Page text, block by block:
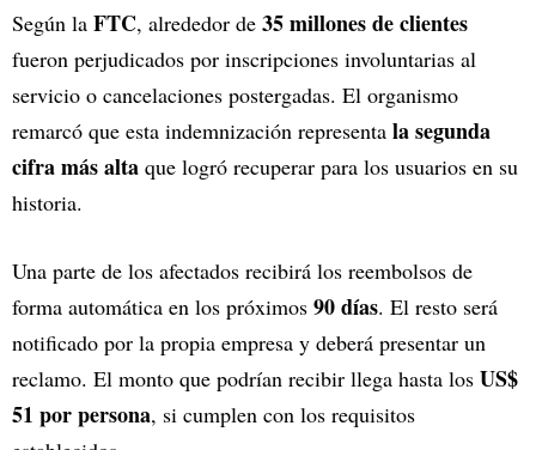
Según la FTC, alrededor de 35 millones de clientes
fueron perjudicados por inscripciones involuntarias al
servicio o cancelaciones postergadas. El organismo
remarcó que esta indemnización representa la segunda
cifra más alta que logró recuperar para los usuarios en su
historia.
Una parte de los afectados recibirá los reembolsos de
forma automática en los próximos 90 días. El resto será
notificado por la propia empresa y deberá presentar un
reclamo. El monto que podrían recibir llega hasta los US$
51 por persona, si cumplen con los requisitos